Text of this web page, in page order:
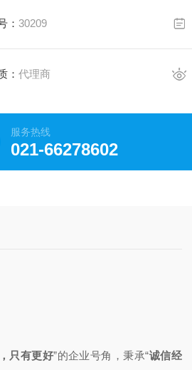
：30209
：代理商
服务热线
021-66278602
只有更好”的企业号角，秉承“诚信经